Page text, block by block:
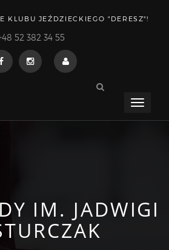
KLUBU JEŹDZIECKIEGO "DERESZ"!
52 382 34 55
Menu
IM. JADWIGI